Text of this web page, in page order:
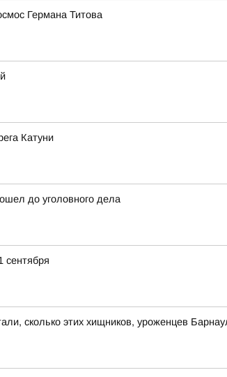
Германа Титова
Катуни
до уголовного дела
сентября
сколько этих хищников, уроженцев